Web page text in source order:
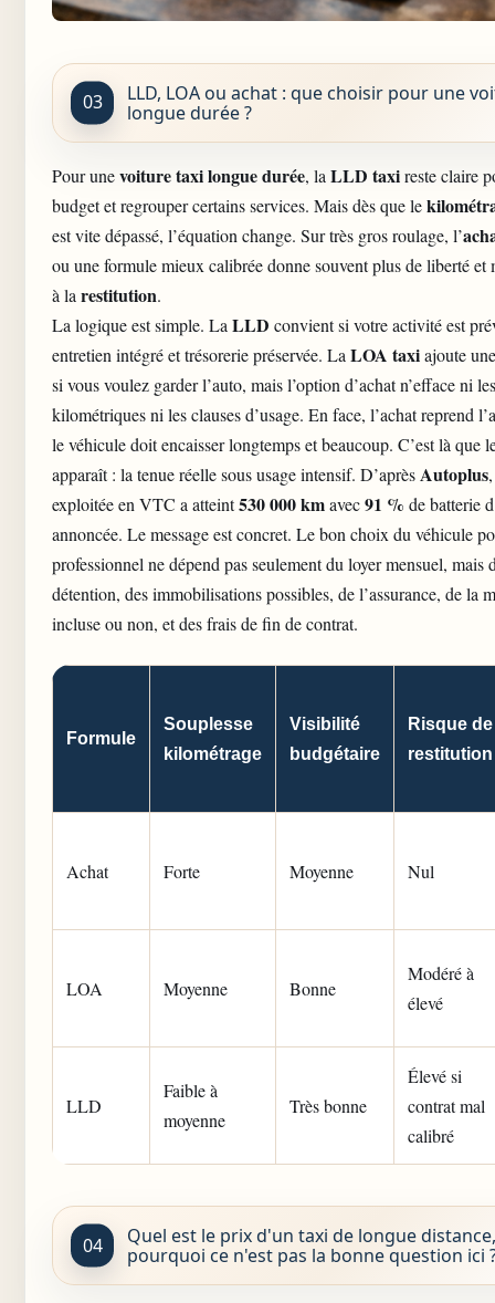
LLD, LOA ou achat : que choisir pour une
longue durée ?
Pour unevoiture taxi longue durée, la LLD taxireste claire
budget et regrouper certains services. Mais dès que le
est vite dépassé, l’équation change. Sur très gros roulage, l’
ou une formule mieux calibrée donne souvent plus de liberté et
à la restitution.
La logique est simple. La LLD convient si votre activité est
entretien intégré et trésorerie préservée. La LOA taxiajoute
si vous voulez garder l’auto, mais l’option d’achat n’efface ni
kilométriques ni les clauses d’usage. En face, l’achat reprend
le véhicule doit encaisser longtemps et beaucoup. C’est là que
apparaît : la tenue réelle sous usage intensif. D’après Autoplus
exploitée en VTC a atteint530 000 kmavec91 % de batterie
annoncée. Le message est concret. Le bon choix du véhicule
professionnel ne dépend pas seulement du loyer mensuel, mais
détention, des immobilisations possibles, de l’assurance, de la
incluse ou non, et des frais de fin de contrat.
Formule
Souplesse
kilométrage
Visibilité
budgétaire
Risque de
restitution
Achat Forte Moyenne Nul
LOA Moyenne Bonne
Modéré à
élevé
LLD
Faible à
moyenne
Très bonne
Élevé si
contrat mal
calibré
Quel est le prix d'un taxi de longue
pourquoi ce n'est pas la bonne question ici